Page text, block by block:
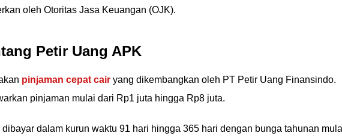
oleh Otoritas Jasa Keuangan (OJK).
Petir Uang APK
pinjaman cepat cair yang dikembangkan oleh PT Petir Uang Finansindo.
pinjaman mulai dari Rp1 juta hingga Rp8 juta.
dalam kurun waktu 91 hari hingga 365 hari dengan bunga tahunan